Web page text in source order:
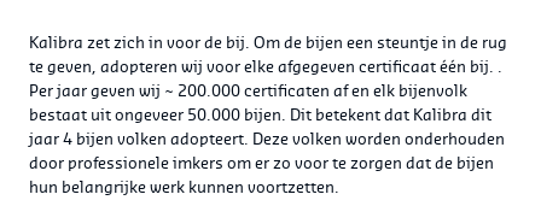
Kalibra zet zich in voor de bij. Om de bijen een steuntje in de rug
te geven, adopteren wij voor elke afgegeven certificaat één bij. .
Per jaar geven wij ~ 200.000 certificaten af en elk bijenvolk
bestaat uit ongeveer 50.000 bijen. Dit betekent dat Kalibra dit
jaar 4 bijen volken adopteert. Deze volken worden onderhouden
door professionele imkers om er zo voor te zorgen dat de bijen
hun belangrijke werk kunnen voortzetten.